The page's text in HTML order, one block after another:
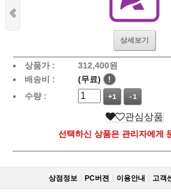
상세보기
상품가 : 312,400원
배송비 :
(무료)
!
수량 :
+1 -1
관심상품
선택하신 상품은 관리자에게
상점정보 PC버젼 이용안내 고객